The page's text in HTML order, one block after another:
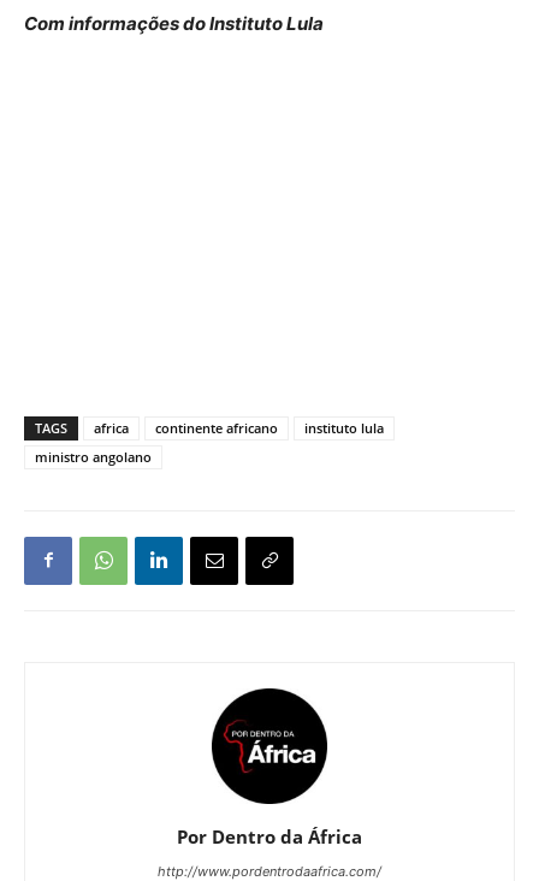
Com informações do Instituto Lula
TAGS africa continente africano
instituto lula
ministro angolano
Por Dentro da África
http://www.pordentrodaafrica.com/